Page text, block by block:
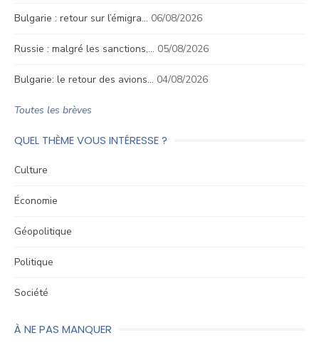
Bulgarie : retour sur l’émigra… 06/08/2026
Russie : malgré les sanctions,… 05/08/2026
Bulgarie: le retour des avions… 04/08/2026
Toutes les brèves
QUEL THÈME VOUS INTÉRESSE ?
Culture
Économie
Géopolitique
Politique
Société
À NE PAS MANQUER